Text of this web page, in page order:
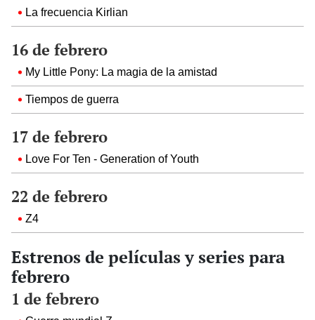
La frecuencia Kirlian
16 de febrero
My Little Pony: La magia de la amistad
Tiempos de guerra
17 de febrero
Love For Ten - Generation of Youth
22 de febrero
Z4
Estrenos de películas y series para
febrero
1 de febrero